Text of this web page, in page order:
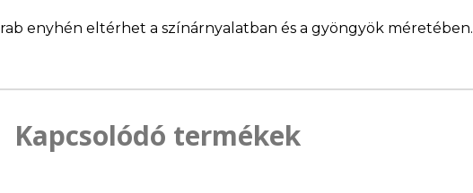
enyhén eltérhet a színárnyalatban és a gyöngyök méretében.
Kapcsolódó termékek